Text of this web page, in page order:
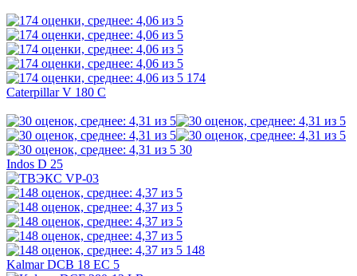
174
Caterpillar V 180 C
30
Indos D 25
148
Kalmar DCB 18 EC 5